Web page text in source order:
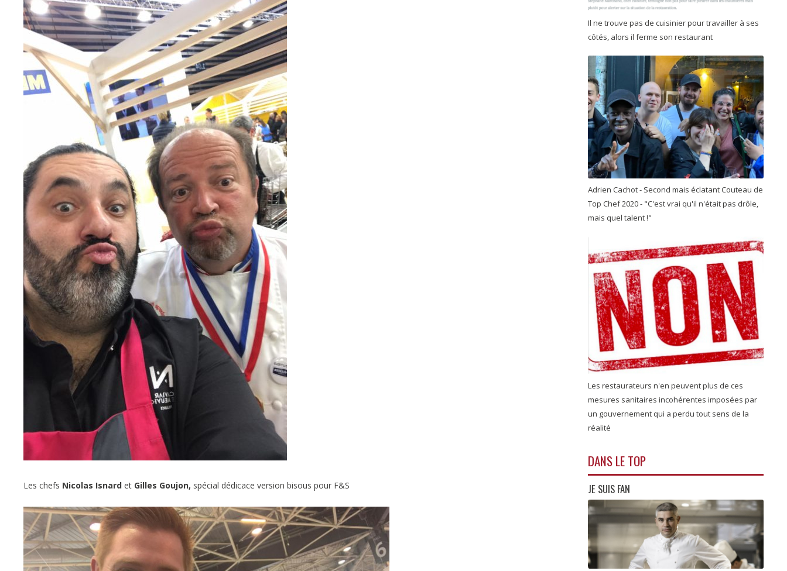
Les chefs Nicolas Isnard et Gilles Goujon, spécial dédicace version bisous pour F&S
Il ne trouve pas de cuisinier pour travailler à ses
côtés, alors il ferme son restaurant
Adrien Cachot - Second mais éclatant Couteau de
Top Chef 2020 - "C'est vrai qu'il n'était pas drôle,
mais quel talent !"
Les restaurateurs n'en peuvent plus de ces
mesures sanitaires incohérentes imposées par
un gouvernement qui a perdu tout sens de la
réalité
DANS LE TOP
JE SUIS FAN